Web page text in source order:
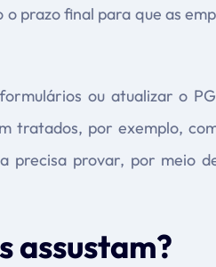
prazo final para que as
ou atualizar o
tratados, por exemplo,
provar, por meio
assustam?